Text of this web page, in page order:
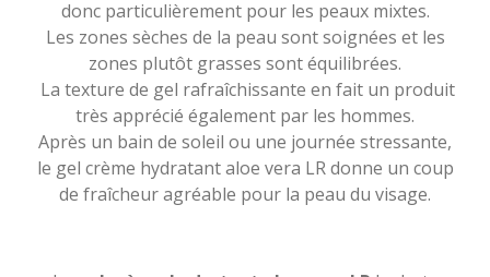
donc particulièrement pour les peaux mixtes.
Les zones sèches de la peau sont soignées et les
zones plutôt grasses sont équilibrées.
La texture de gel rafraîchissante en fait un produit
très apprécié également par les hommes.
Après un bain de soleil ou une journée stressante,
le gel crème hydratant aloe vera LR donne un coup
de fraîcheur agréable pour la peau du visage.